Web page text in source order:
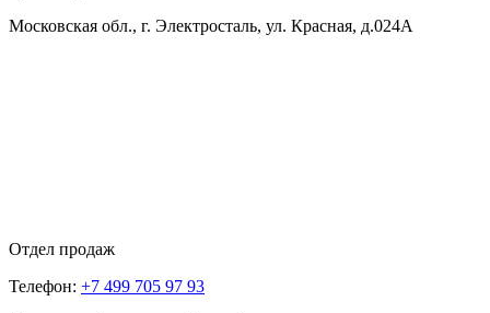
Московская обл., г. Электросталь, ул. Красная, д.024А
Отдел продаж
Телефон: +7 499 705 97 93